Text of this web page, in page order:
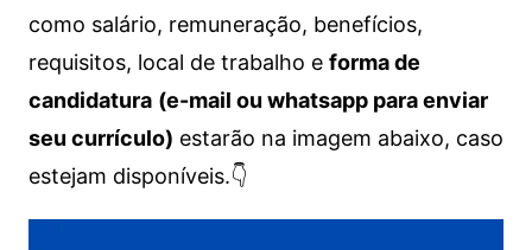
como salário, remuneração, benefícios,
requisitos, local de trabalho e forma de
candidatura (e-mail ou whatsapp para enviar
seu currículo) estarão na imagem abaixo, caso
estejam disponíveis.👇